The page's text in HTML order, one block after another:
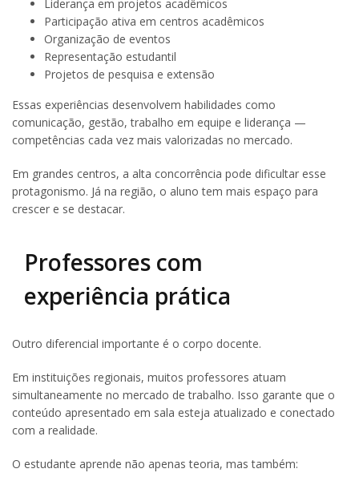
Liderança em projetos acadêmicos
Participação ativa em centros acadêmicos
Organização de eventos
Representação estudantil
Projetos de pesquisa e extensão
Essas experiências desenvolvem habilidades como
comunicação, gestão, trabalho em equipe e liderança —
competências cada vez mais valorizadas no mercado.
Em grandes centros, a alta concorrência pode dificultar esse
protagonismo. Já na região, o aluno tem mais espaço para
crescer e se destacar.
Professores com
experiência prática
Outro diferencial importante é o corpo docente.
Em instituições regionais, muitos professores atuam
simultaneamente no mercado de trabalho. Isso garante que o
conteúdo apresentado em sala esteja atualizado e conectado
com a realidade.
O estudante aprende não apenas teoria, mas também: